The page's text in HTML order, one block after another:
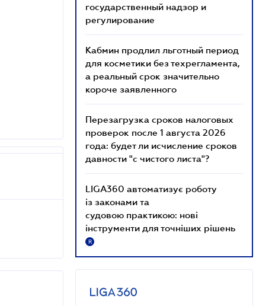
государственный надзор и
регулирование
Кабмин продлил льготный период
для косметики без техрегламента,
а реальный срок значительно
короче заявленного
Перезагрузка сроков налоговых
проверок после 1 августа 2026
года: будет ли исчисление сроков
давности "с чистого листа"?
LIGA360 автоматизує роботу
із законами та
судовою практикою: нові
інструменти для точніших рішень
R